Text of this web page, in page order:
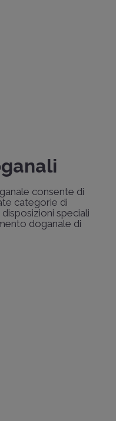
consente di
categorie di
speciali
doganale di